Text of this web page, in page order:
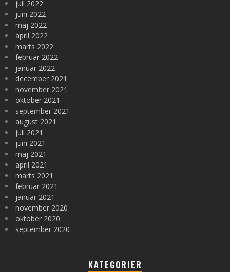
juli 2022
juni 2022
maj 2022
april 2022
marts 2022
februar 2022
januar 2022
december 2021
november 2021
oktober 2021
september 2021
august 2021
juli 2021
juni 2021
maj 2021
april 2021
marts 2021
februar 2021
januar 2021
november 2020
oktober 2020
september 2020
KATEGORIER